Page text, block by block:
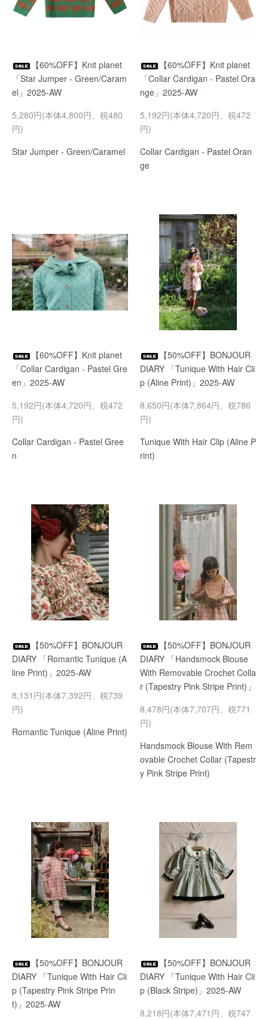
【60%OFF】Knit planet
「Star Jumper - Green/Caram
el」2025-AW
5,280円(本体4,800円、税480
円)
Star Jumper - Green/Caramel
【60%OFF】Knit planet
「Collar Cardigan - Pastel Ora
nge」2025-AW
5,192円(本体4,720円、税472
円)
Collar Cardigan - Pastel Oran
ge
【60%OFF】Knit planet
「Collar Cardigan - Pastel Gre
en」2025-AW
5,192円(本体4,720円、税472
円)
Collar Cardigan - Pastel Gree
n
【50%OFF】BONJOUR
DIARY 「Tunique With Hair Cli
p (Aline Print)」2025-AW
8,650円(本体7,864円、税786
円)
Tunique With Hair Clip (Aline P
rint)
【50%OFF】BONJOUR
DIARY 「Romantic Tunique (A
line Print)」2025-AW
8,131円(本体7,392円、税739
円)
Romantic Tunique (Aline Print)
【50%OFF】BONJOUR
DIARY 「Handsmock Blouse
With Removable Crochet Colla
r (Tapestry Pink Stripe Print)」
8,478円(本体7,707円、税771
円)
Handsmock Blouse With Rem
ovable Crochet Collar (Tapestr
y Pink Stripe Print)
【50%OFF】BONJOUR
DIARY 「Tunique With Hair Cli
p (Tapestry Pink Stripe Prin
t)」2025-AW
【50%OFF】BONJOUR
DIARY 「Tunique With Hair Cli
p (Black Stripe)」2025-AW
8,218円(本体7,471円、税747